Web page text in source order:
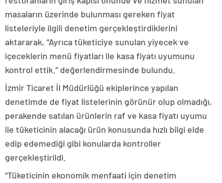
masaların üzerinde bulunması gereken fiyat
listeleriyle ilgili denetim gerçekleştirdiklerini
aktararak, “Ayrıca tüketiciye sunulan yiyecek ve
içeceklerin menü fiyatları ile kasa fiyatı uyumunu
kontrol ettik.” değerlendirmesinde bulundu.
İzmir Ticaret İl Müdürlüğü ekiplerince yapılan
denetimde de fiyat listelerinin görünür olup olmadığı,
perakende satılan ürünlerin raf ve kasa fiyatı uyumu
ile tüketicinin alacağı ürün konusunda hızlı bilgi elde
edip edemediği gibi konularda kontroller
gerçekleştirildi.
“Tüketicinin ekonomik menfaati için denetim